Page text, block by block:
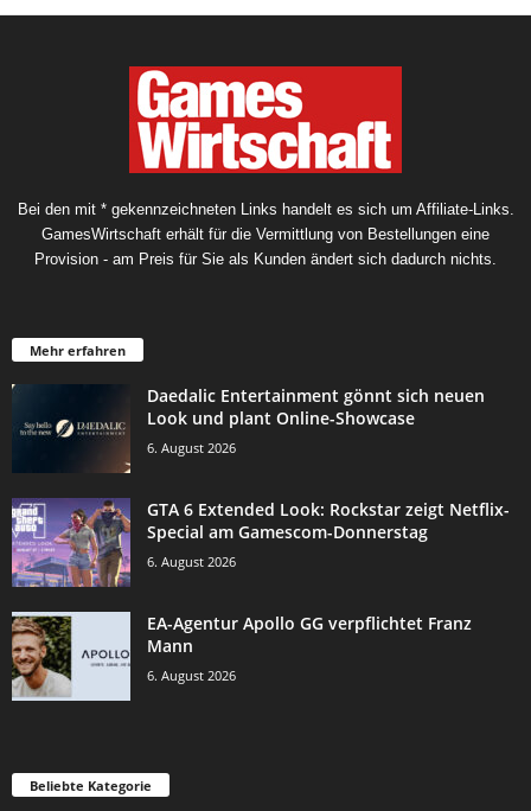
Bei den mit * gekennzeichneten Links handelt es sich um Affiliate-Links.
GamesWirtschaft erhält für die Vermittlung von Bestellungen eine
Provision - am Preis für Sie als Kunden ändert sich dadurch nichts.
Mehr erfahren
Daedalic Entertainment gönnt sich neuen
Look und plant Online-Showcase
6. August 2026
GTA 6 Extended Look: Rockstar zeigt Netflix-
Special am Gamescom-Donnerstag
6. August 2026
EA-Agentur Apollo GG verpflichtet Franz
Mann
6. August 2026
Beliebte Kategorie